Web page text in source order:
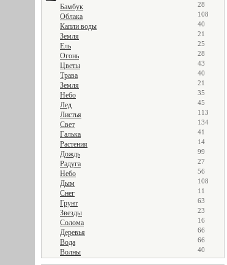
Бамбук 28
Облака 108
Капли воды 40
Земля 21
Ель 25
Огонь 28
Цветы 43
Трава 40
Земля 21
Небо 35
Лед 45
Листья 113
Свет 134
Галька 41
Растения 14
Дождь 99
Радуга 27
Небо 56
Дым 108
Снег 11
Грунт 63
Звезды 23
Солома 16
Деревья 66
Вода 66
Волны 40